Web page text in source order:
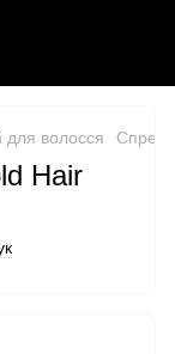
для волосся Спрей
Hair